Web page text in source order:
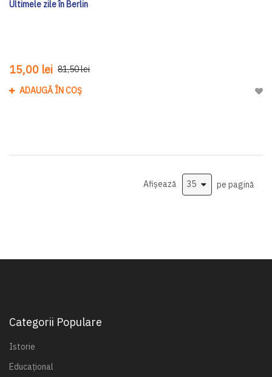
Ultimele zile în Berlin
15,00 lei 81,50 lei
ADAUGĂ ÎN COȘ
Afișează pe pagină
Categorii Populare
Istorie
Educațional